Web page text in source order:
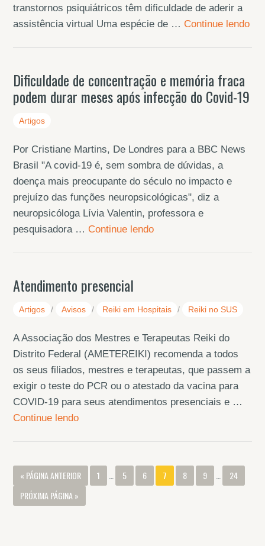
transtornos psiquiátricos têm dificuldade de aderir a
assistência virtual Uma espécie de … Continue lendo
Dificuldade de concentração e memória fraca
podem durar meses após infecção do Covid-19
Artigos
Por Cristiane Martins, De Londres para a BBC News
Brasil "A covid-19 é, sem sombra de dúvidas, a
doença mais preocupante do século no impacto e
prejuízo das funções neuropsicológicas", diz a
neuropsicóloga Lívia Valentin, professora e
pesquisadora … Continue lendo
Atendimento presencial
Artigos / Avisos / Reiki em Hospitais / Reiki no SUS
A Associação dos Mestres e Terapeutas Reiki do
Distrito Federal (AMETEREIKI) recomenda a todos
os seus filiados, mestres e terapeutas, que passem a
exigir o teste do PCR ou o atestado da vacina para
COVID-19 para seus atendimentos presenciais e …
Continue lendo
« PÁGINA ANTERIOR 1 … 5 6 7 8 9 …
24
PRÓXIMA PÁGINA »